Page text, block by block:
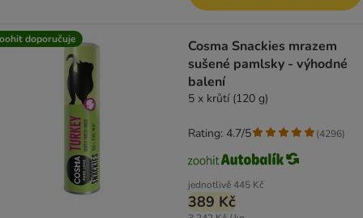
doporučuje
Cosma Snackies mrazem
sušené pamlsky - výhodné
balení
5 x krůtí (120 g)
jednotlivě445 Kč
389 Kč
Rating: 4.7/5 (4296)